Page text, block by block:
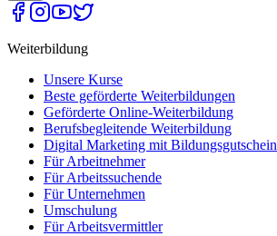
Weiterbildung
Unsere Kurse
Beste geförderte Weiterbildungen
Geförderte Online-Weiterbildung
Berufsbegleitende Weiterbildung
Digital Marketing mit Bildungsgutschein
Für Arbeitnehmer
Für Arbeitssuchende
Für Unternehmen
Umschulung
Für Arbeitsvermittler